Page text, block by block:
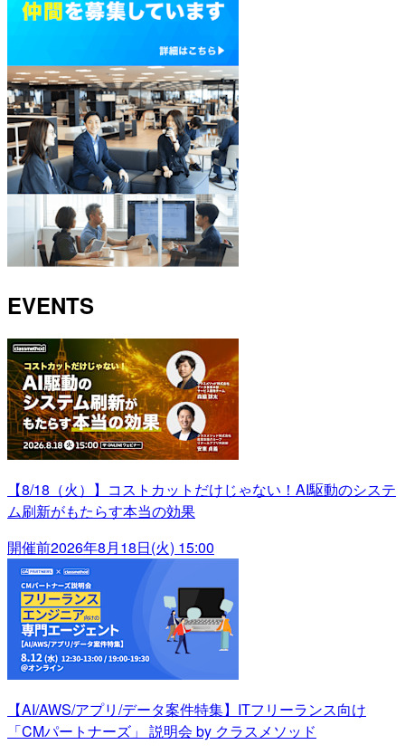
EVENTS
【8/18（火）】コストカットだけじゃない！AI駆動のシステ
ム刷新がもたらす本当の効果
開催前2026年8月18日(火) 15:00
【AI/AWS/アプリ/データ案件特集】ITフリーランス向け
「CMパートナーズ」 説明会 by クラスメソッド